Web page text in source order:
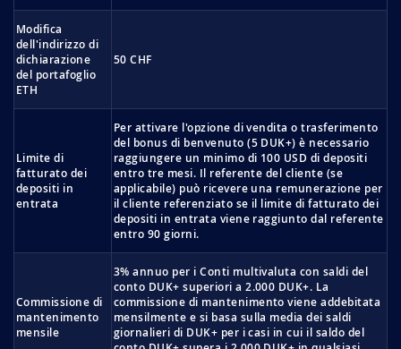
Modifica
dell'indirizzo di
dichiarazione
del portafoglio
ETH
50 CHF
Limite di
fatturato dei
depositi in
entrata
Per attivare l'opzione di vendita o trasferimento
del bonus di benvenuto (5 DUK+) è necessario
raggiungere un minimo di 100 USD di depositi
entro tre mesi. Il referente del cliente (se
applicabile) può ricevere una remunerazione per
il cliente referenziato se il limite di fatturato dei
depositi in entrata viene raggiunto dal referente
entro 90 giorni.
Commissione di
mantenimento
mensile
3% annuo per i Conti multivaluta con saldi del
conto DUK+ superiori a 2.000 DUK+. La
commissione di mantenimento viene addebitata
mensilmente e si basa sulla media dei saldi
giornalieri di DUK+ per i casi in cui il saldo del